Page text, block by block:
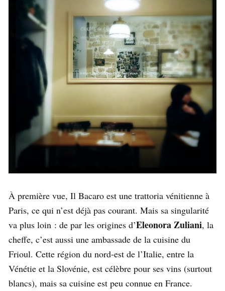
À première vue, Il Bacaro est une trattoria vénitienne à
Paris, ce qui n’est déjà pas courant. Mais sa singularité
va plus loin : de par les origines d’Eleonora Zuliani, la
cheffe, c’est aussi une ambassade de la cuisine du
Frioul. Cette région du nord-est de l’Italie, entre la
Vénétie et la Slovénie, est célèbre pour ses vins (surtout
blancs), mais sa cuisine est peu connue en France.